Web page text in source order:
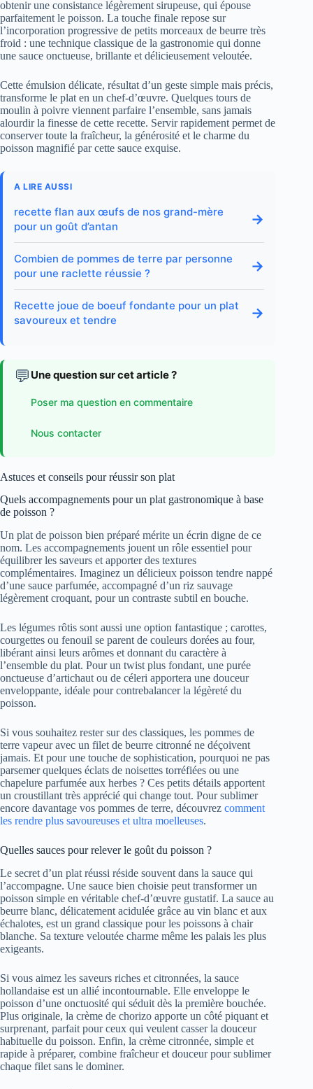
obtenir une consistance légèrement sirupeuse, qui épouse
parfaitement le poisson. La touche finale repose sur
l’incorporation progressive de petits morceaux de beurre très
froid : une technique classique de la gastronomie qui donne
une sauce onctueuse, brillante et délicieusement veloutée.
Cette émulsion délicate, résultat d’un geste simple mais précis,
transforme le plat en un chef-d’œuvre. Quelques tours de
moulin à poivre viennent parfaire l’ensemble, sans jamais
alourdir la finesse de cette recette. Servir rapidement permet de
conserver toute la fraîcheur, la générosité et le charme du
poisson magnifié par cette sauce exquise.
A LIRE AUSSI
recette flan aux œufs de nos grand-mère
pour un goût d’antan
→
Combien de pommes de terre par personne
pour une raclette réussie ?
→
Recette joue de boeuf fondante pour un plat
savoureux et tendre
→
💬 Une question sur cet article ?
Poser ma question en commentaire
Nous contacter
Astuces et conseils pour réussir son plat
Quels accompagnements pour un plat gastronomique à base
de poisson ?
Un plat de poisson bien préparé mérite un écrin digne de ce
nom. Les accompagnements jouent un rôle essentiel pour
équilibrer les saveurs et apporter des textures
complémentaires. Imaginez un délicieux poisson tendre nappé
d’une sauce parfumée, accompagné d’un riz sauvage
légèrement croquant, pour un contraste subtil en bouche.
Les légumes rôtis sont aussi une option fantastique ; carottes,
courgettes ou fenouil se parent de couleurs dorées au four,
libérant ainsi leurs arômes et donnant du caractère à
l’ensemble du plat. Pour un twist plus fondant, une purée
onctueuse d’artichaut ou de céleri apportera une douceur
enveloppante, idéale pour contrebalancer la légèreté du
poisson.
Si vous souhaitez rester sur des classiques, les pommes de
terre vapeur avec un filet de beurre citronné ne déçoivent
jamais. Et pour une touche de sophistication, pourquoi ne pas
parsemer quelques éclats de noisettes torréfiées ou une
chapelure parfumée aux herbes ? Ces petits détails apportent
un croustillant très apprécié qui change tout. Pour sublimer
encore davantage vos pommes de terre, découvrez comment
les rendre plus savoureuses et ultra moelleuses.
Quelles sauces pour relever le goût du poisson ?
Le secret d’un plat réussi réside souvent dans la sauce qui
l’accompagne. Une sauce bien choisie peut transformer un
poisson simple en véritable chef-d’œuvre gustatif. La sauce au
beurre blanc, délicatement acidulée grâce au vin blanc et aux
échalotes, est un grand classique pour les poissons à chair
blanche. Sa texture veloutée charme même les palais les plus
exigeants.
Si vous aimez les saveurs riches et citronnées, la sauce
hollandaise est un allié incontournable. Elle enveloppe le
poisson d’une onctuosité qui séduit dès la première bouchée.
Plus originale, la crème de chorizo apporte un côté piquant et
surprenant, parfait pour ceux qui veulent casser la douceur
habituelle du poisson. Enfin, la crème citronnée, simple et
rapide à préparer, combine fraîcheur et douceur pour sublimer
chaque filet sans le dominer.